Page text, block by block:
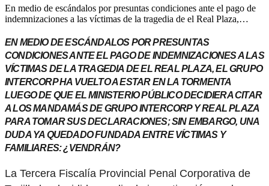
En medio de escándalos por presuntas condiciones ante el pago de
indemnizaciones a las víctimas de la tragedia de el Real Plaza,…
EN MEDIO DE ESCÁNDALOS POR PRESUNTAS
CONDICIONES ANTE EL PAGO DE INDEMNIZACIONES A LAS
VÍCTIMAS DE LA TRAGEDIA DE EL REAL PLAZA, EL GRUPO
INTERCORP HA VUELTO A ESTAR EN LA TORMENTA
LUEGO DE QUE EL MINISTERIO PÚBLICO DECIDIERA CITAR
A LOS MANDAMÁS DE GRUPO INTERCORP Y REAL PLAZA
PARA TOMAR SUS DECLARACIONES; SIN EMBARGO, UNA
DUDA YA QUEDADO FUNDADA ENTRE VÍCTIMAS Y
FAMILIARES: ¿VENDRÁN?
La Tercera Fiscalía Provincial Penal Corporativa de